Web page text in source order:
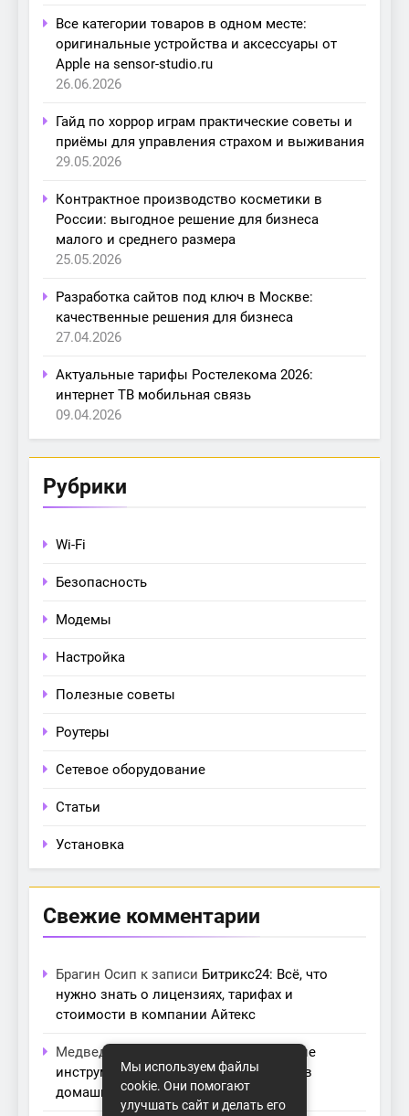
Все категории товаров в одном месте:
оригинальные устройства и аксессуары от
Apple на sensor-studio.ru
26.06.2026
Гайд по хоррор играм практические советы и
приёмы для управления страхом и выживания
29.05.2026
Контрактное производство косметики в
России: выгодное решение для бизнеса
малого и среднего размера
25.05.2026
Разработка сайтов под ключ в Москве:
качественные решения для бизнеса
27.04.2026
Актуальные тарифы Ростелекома 2026:
интернет ТВ мобильная связь
09.04.2026
Рубрики
Wi-Fi
Безопасность
Модемы
Настройка
Полезные советы
Роутеры
Сетевое оборудование
Статьи
Установка
Свежие комментарии
Брагин Осип к записи Битрикс24: Всё, что
нужно знать о лицензиях, тарифах и
стоимости в компании Айтекс
Медведева Амалия
Основные
инструменты для создания серверов в
домашних условиях
Мы используем файлы
cookie. Они помогают
улучшать сайт и делать его